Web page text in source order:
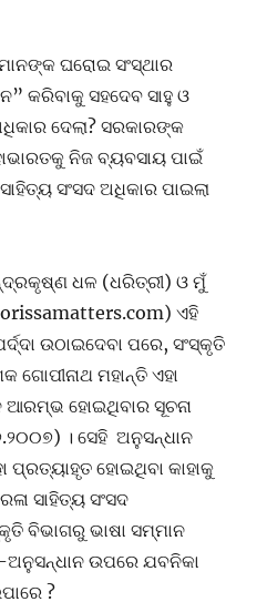
ଘରୋଇ ସଂସ୍ଥାର
କରିବାକୁ ସହଦେବ ସାହୁ ଓ
ଦେଲା? ସରକାରଙ୍କ
ନିଜ ବ୍ୟବସାୟ ପାଇଁ
ସଂସଦ ଅଧିକାର ପାଇଲା
ଧଳ (ଧରିତ୍ରୀ) ଓ ମୁଁ
ଏହି
ଉଠାଇଦେବା ପରେ, ସଂସ୍କୃତି
ଗୋପୀନାଥ ମହାନ୍ତି ଏହା
ଆରମ୍ଭ ହୋଇଥିବାର ସୂଚନା
। ସେହି ଅନୁସନ୍ଧାନ
ପ୍ରତ୍ୟାହୃତ ହୋଇଥିବା କାହାକୁ
ସାହିତ୍ୟ ସଂସଦ
ବିଭାଗରୁ ଭାଷା ସମ୍ମାନ
ଉପରେ ଯବନିକା
?